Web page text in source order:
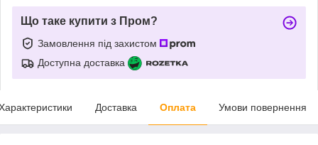
Що таке купити з Пром?
Замовлення під захистом
Доступна доставка
Доставка Оплата Умови повернення